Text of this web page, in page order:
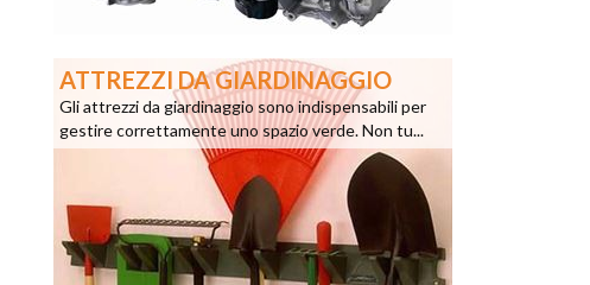
ATTREZZI DA GIARDINAGGIO
Gli attrezzi da giardinaggio sono indispensabili per
gestire correttamente uno spazio verde. Non tu...